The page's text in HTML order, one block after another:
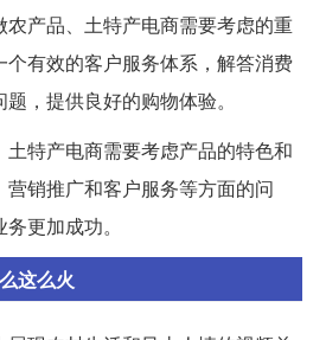
产品、土特产电商需要考虑的重
有效的客户服务体系，解答消费
，提供良好的购物体验。
特产电商需要考虑产品的特色和
销推广和客户服务等方面的问
更加成功。
这么火